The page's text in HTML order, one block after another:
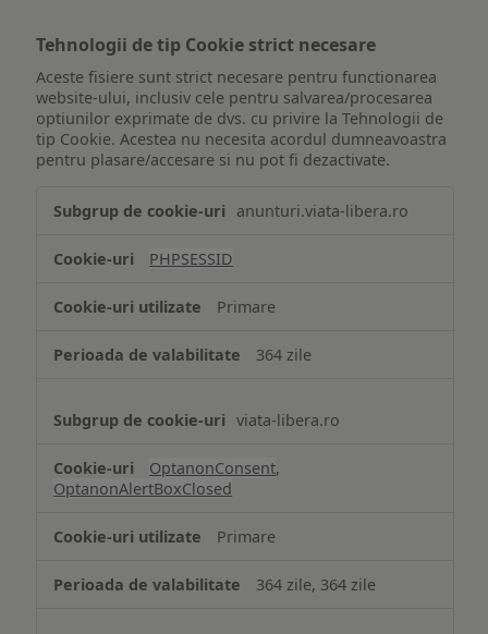
Tehnologii de tip Cookie strict necesare
Aceste fisiere sunt strict necesare pentru functionarea
website-ului, inclusiv cele pentru salvarea/procesarea
optiunilor exprimate de dvs. cu privire la Tehnologii de
tip Cookie. Acestea nu necesita acordul dumneavoastra
pentru plasare/accesare si nu pot fi dezactivate.
de
Cookie
necesare
anunturi.viata-libera.ro
PHPSESSID
Primare
364 zile
viata-libera.ro
OptanonConsent,
OptanonAlertBoxClosed
Primare
364 zile, 364 zile